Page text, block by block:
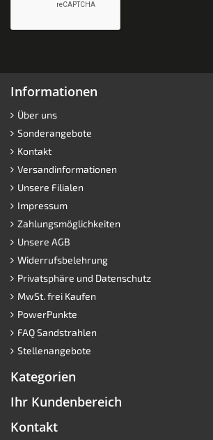
Informationen
Über uns
Sonderangebote
Kontakt
Versandinformationen
Unsere Filialen
Impressum
Zahlungsmöglichkeiten
Unsere AGB
Widerrufsbelehrung
Privatsphäre und Datenschutz
MwSt. frei Kaufen
PowerPunkte
FAQ Sandstrahlen
Stellenangebote
Kategorien
Ihr Kundenbereich
Kontakt